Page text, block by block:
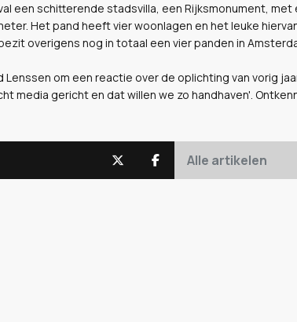
een schitterende stadsvilla, een Rijksmonument,
Het pand heeft vier woonlagen en het leuke
overigens nog in totaal een vier panden in
om een reactie over de oplichting van vorig
media gericht en dat willen we zo handhaven'.
Alle artikelen